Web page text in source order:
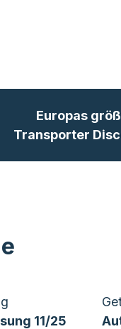
Europas
Transporter
11/25